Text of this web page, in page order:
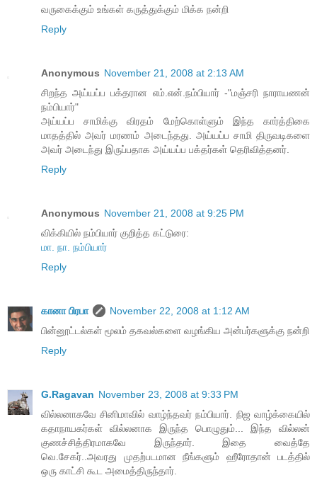
வருகைக்கும் உங்கள் கருத்துக்கும் மிக்க நன்றி
Reply
Anonymous November 21, 2008 at 2:13 AM
சிறந்த அய்யப்ப பக்தரான எம்.என்.நம்பியார் -"மஞ்சரி நாராயணன்
நம்பியார்"
அய்யப்ப சாமிக்கு விரதம் மேற்கொள்ளும் இந்த கார்த்திகை
மாதத்தில் அவர் மரணம் அடைந்தது. அய்யப்ப சாமி திருவடிகளை
அவர் அடைந்து இருப்பதாக அய்யப்ப பக்தர்கள் தெரிவித்தனர்.
Reply
Anonymous November 21, 2008 at 9:25 PM
விக்கியில் நம்பியார் குறித்த கட்டுரை:
மா. நா. நம்பியார்
Reply
கானா பிரபா
November 22, 2008 at 1:12 AM
பின்னூட்டல்கள் மூலம் தகவல்களை வழங்கிய அன்பர்களுக்கு நன்றி
Reply
G.Ragavan November 23, 2008 at 9:33 PM
வில்லனாகவே சினிமாவில் வாழ்ந்தவர் நம்பியார். நிஜ வாழ்க்கையில்
கதாநாயகர்கள் வில்லனாக இருந்த பொழுதும்... இந்த வில்லன்
குணச்சித்திரமாகவே இருந்தார். இதை வைத்தே
வெ.சேகர்..அவரது முதற்படமான நீங்களும் ஹீரோதான் படத்தில்
ஒரு காட்சி கூட அமைத்திருந்தார்.